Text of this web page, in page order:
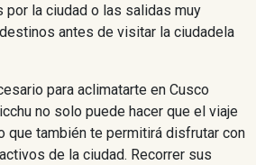
por la ciudad o las salidas muy
antes de visitar la ciudadela
para aclimatarte en Cusco
no solo puede hacer que el viaje
que también te permitirá disfrutar con
de la ciudad. Recorrer sus